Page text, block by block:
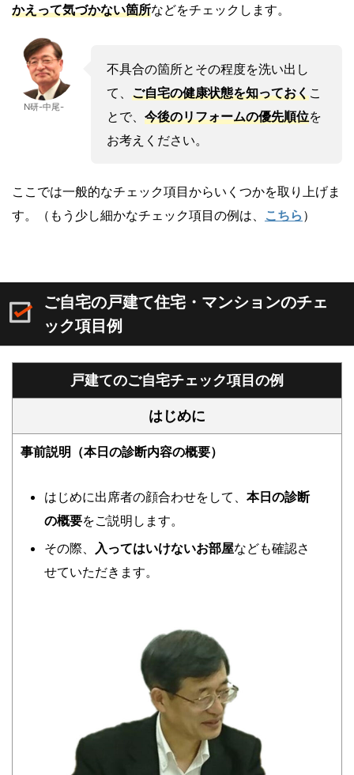
かえって気づかない箇所などをチェックします。
N研-中尾-
不具合の箇所とその程度を洗い出し
て、 ご自宅の健康状態を知っておくこ
とで、 今後のリフォームの優先順位を
お考えください。
ここでは一般的なチェック項目からいくつかを取り上げま
す。（もう少し細かなチェック項目の例は、 こちら ）
ご自宅の戸建て住宅・マンションのチェ
ック項目例
戸建てのご自宅チェック項目の例
はじめに
事前説明（本日の診断内容の概要）
はじめに出席者の顔合わせをして、 本日の診断
の概要をご説明します。
その際、
入ってはいけないお部屋なども確認さ
せていただきます。